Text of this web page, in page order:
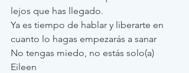
lejos que has llegado.
Ya es tiempo de hablar y liberarte en
cuanto lo hagas empezarás a sanar
No tengas miedo, no estás solo(a)
Eileen